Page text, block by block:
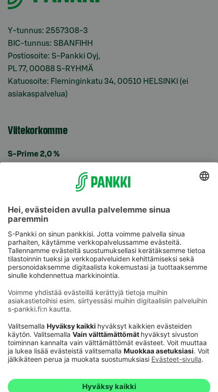
Y-tunnus: 2557308-3
BIC-tunnus: SBANFIHH
Postiosoite: S-Pankki Oyj,
PL 77, 00088 S-RYHMÄ
Katuosoite: Fleminginkatu 34, 00510 HELSINKI (ei
asiakaspalvelua)
Viitekorkomme
S-Prime 2,0 %
Käyttöehdot
Saavutettavuusseloste
Evästeet
Verkkopalvelujen käytön edellytykset